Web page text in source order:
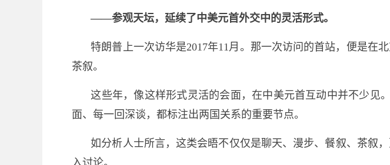
——参观天坛，延续了中美元首外交中的灵活形式。
特朗普上一次访华是2017年11月。那一次访问的首站，便是
茶叙。
这些年，像这样形式灵活的会面，在中美元首互动中并不少见
面、每一回深谈，都标注出两国关系的重要节点。
如分析人士所言，这类会晤不仅仅是聊天、漫步、餐叙、茶叙
入讨论。